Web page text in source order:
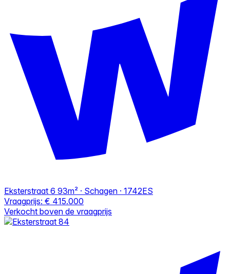
Eksterstraat 6 93m² · Schagen · 1742ES
Vraagprijs: € 415.000
Verkocht boven de vraagprijs